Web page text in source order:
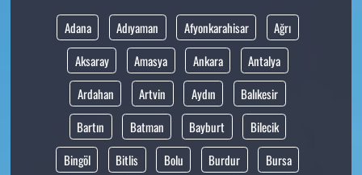
Adana Adıyaman Afyonkarahisar
Ağrı
Aksaray
Amasya Ankara
Antalya
Ardahan
Artvin Aydın
Balıkesir
Bartın
Batman Bayburt
Bilecik
Bingöl
Bitlis Bolu Burdur
Bursa